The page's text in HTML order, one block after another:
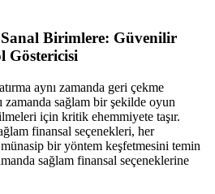
Birimlere: Güvenilir
Göstericisi
aynı zamanda geri çekme
zamanda sağlam bir şekilde oyun
için kritik ehemmiyete taşır.
finansal seçenekleri, her
bir yöntem keşfetmesini temin
sağlam finansal seçeneklerine